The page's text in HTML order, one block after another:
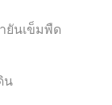
ยันเข็มพืด
น